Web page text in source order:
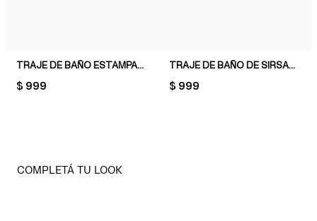
TRAJE DE BAÑO ESTAMPADO
PRICE:
$ 999
TRAJE DE BAÑO DE SIRSACA
PRICE:
$ 999
COMPLETÁ TU LOOK